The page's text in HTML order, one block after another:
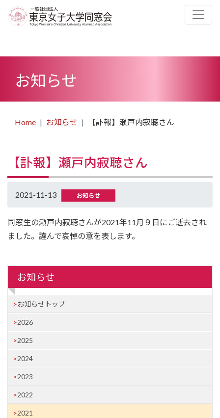
お知らせ
Home お知らせ 【訃報】瀬戸内寂聴さん
【訃報】瀬戸内寂聴さん
2021-11-13 お知らせ
同窓生の瀬戸内寂聴さんが2021年11月９日にご逝去され
ました。謹んで哀悼の意を表します。
お知らせ
お知らせトップ
2026
2025
2024
2023
2022
2021